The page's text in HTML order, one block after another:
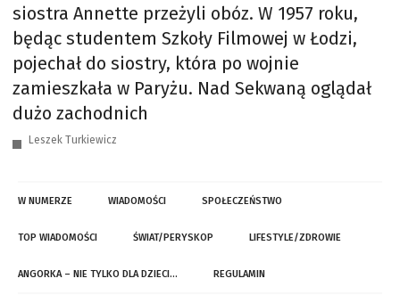
siostra Annette przeżyli obóz. W 1957 roku,
będąc studentem Szkoły Filmowej w Łodzi,
pojechał do siostry, która po wojnie
zamieszkała w Paryżu. Nad Sekwaną oglądał
dużo zachodnich
Leszek Turkiewicz
W NUMERZE WIADOMOŚCI SPOŁECZEŃSTWO
TOP WIADOMOŚCI ŚWIAT/PERYSKOP LIFESTYLE/ZDROWIE
ANGORKA – NIE TYLKO DLA DZIECI… REGULAMIN